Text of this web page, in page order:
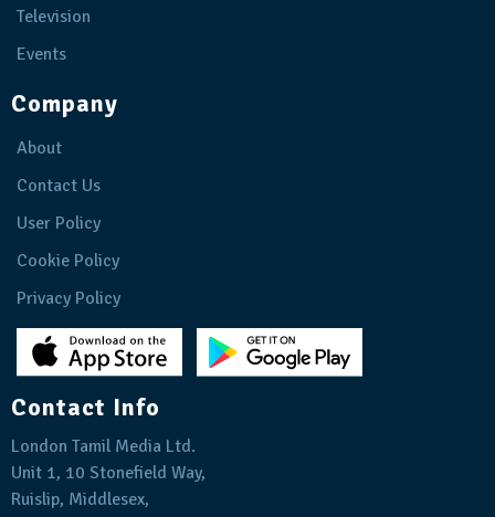
Television
Events
Company
About
Contact Us
User Policy
Cookie Policy
Privacy Policy
Contact Info
London Tamil Media Ltd.
Unit 1, 10 Stonefield Way,
Ruislip, Middlesex,